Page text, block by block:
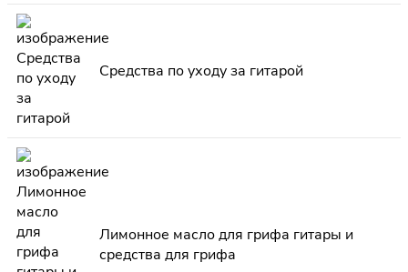
Средства по уходу за гитарой
Лимонное масло для грифа гитары и
средства для грифа